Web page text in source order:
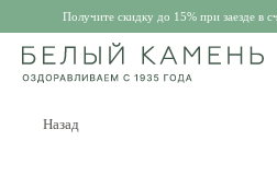
Получите скидку до 15% при заезде в
Назад